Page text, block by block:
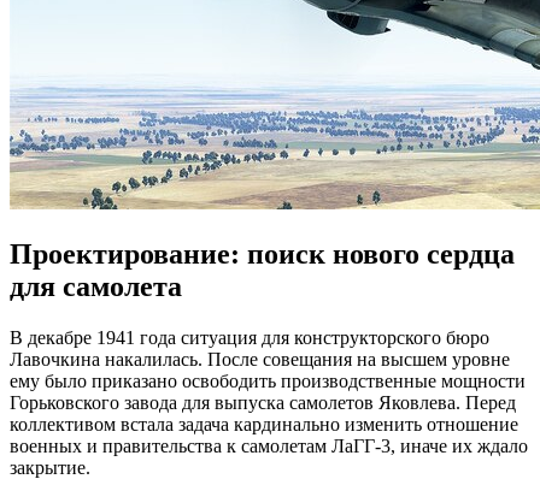
Проектирование: поиск нового сердца
для самолета
В декабре 1941 года ситуация для конструкторского бюро
Лавочкина накалилась. После совещания на высшем уровне
ему было приказано освободить производственные мощности
Горьковского завода для выпуска самолетов Яковлева. Перед
коллективом встала задача кардинально изменить отношение
военных и правительства к самолетам ЛаГГ-3, иначе их ждало
закрытие.